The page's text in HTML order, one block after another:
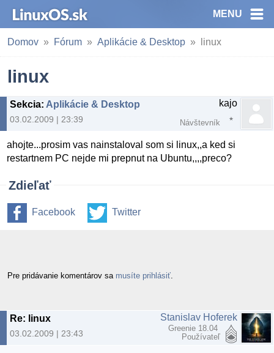
MENU
Domov Fórum Aplikácie & Desktop linux
linux
Sekcia: Aplikácie & Desktop
03.02.2009 | 23:39
kajo
Návštevník
ahojte...prosim vas nainstaloval som si linux,,a ked si
restartnem PC nejde mi prepnut na Ubuntu,,,,preco?
Zdieľať
Facebook Twitter
Pre pridávanie komentárov sa musíte prihlásiť
Re: linux
03.02.2009 | 23:43
Stanislav Hoferek
Greenie 18.04
Používateľ